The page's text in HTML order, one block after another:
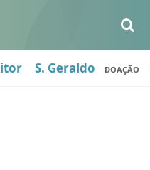
S. Geraldo DOAÇÃO